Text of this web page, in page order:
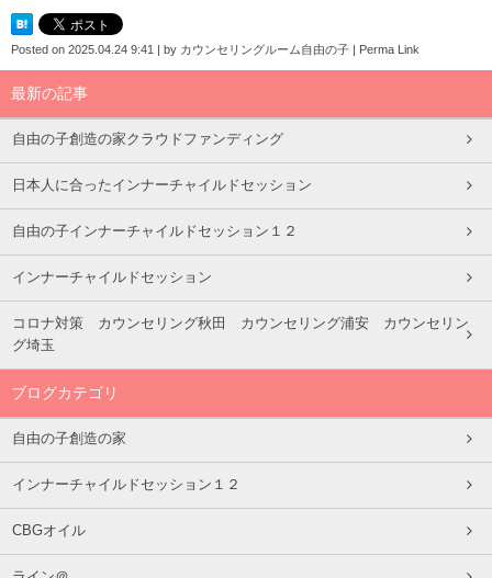
Posted on 2025.04.24 9:41 | by カウンセリングルーム自由の子 | Perma Link
最新の記事
自由の子創造の家クラウドファンディング
日本人に合ったインナーチャイルドセッション
自由の子インナーチャイルドセッション１２
インナーチャイルドセッション
コロナ対策 カウンセリング秋田 カウンセリング浦安 カウンセリン
グ埼玉
ブログカテゴリ
自由の子創造の家
インナーチャイルドセッション１２
CBGオイル